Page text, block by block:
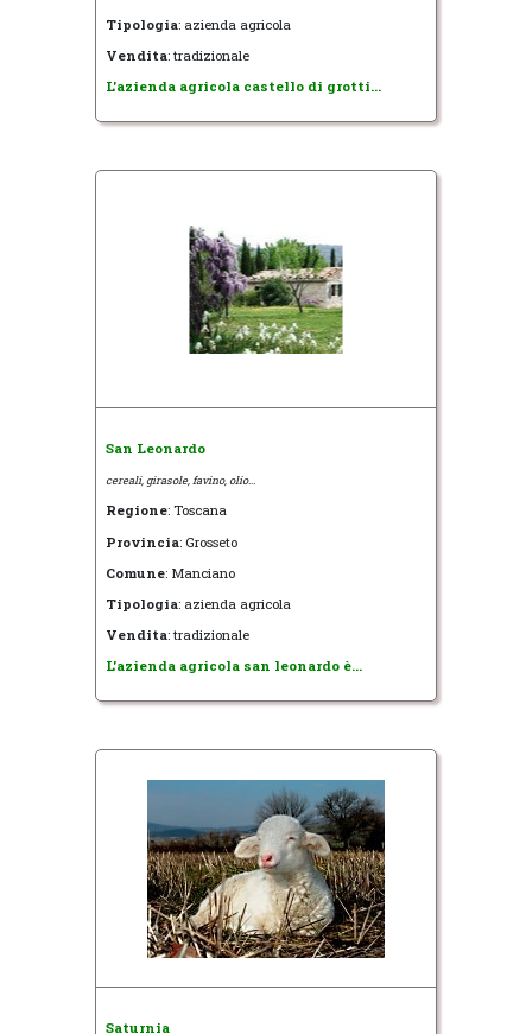
Tipologia: azienda agricola
Vendita: tradizionale
L'azienda agricola castello di grotti...
San Leonardo
cereali, girasole, favino, olio...
Regione: Toscana
Provincia: Grosseto
Comune: Manciano
Tipologia: azienda agricola
Vendita: tradizionale
L'azienda agricola san leonardo è...
Saturnia